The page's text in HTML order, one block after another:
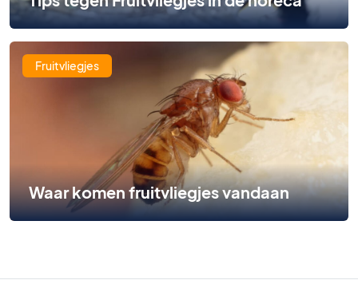
Fruitvliegjes
Waar komen fruitvliegjes vandaan